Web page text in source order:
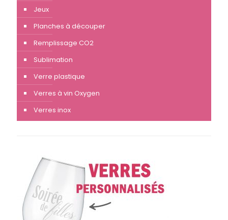
Jeux
Planches à découper
Remplissage CO2
Sublimation
Verre plastique
Verres à vin Oxygen
Verres inox